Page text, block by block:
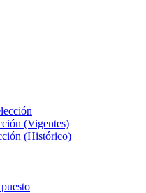
(Vigentes)
(Histórico)